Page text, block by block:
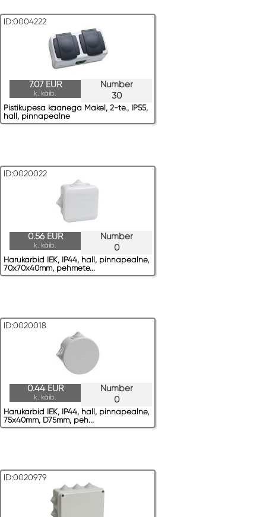
ID:0004222
Number
30
7.07 EUR
k. käib.
Pistikupesa kaanega Makel, 2-te., IP55,
hall, pinnapealne
ID:0020022
Number
0
0.56 EUR
k. käib.
Harukarbid IEK, IP44, hall, pinnapealne,
70x70x40mm, pehmete...
ID:0020018
Number
0
0.44 EUR
k. käib.
Harukarbid IEK, IP44, hall, pinnapealne,
75x40mm, D75mm, peh...
ID:0020979